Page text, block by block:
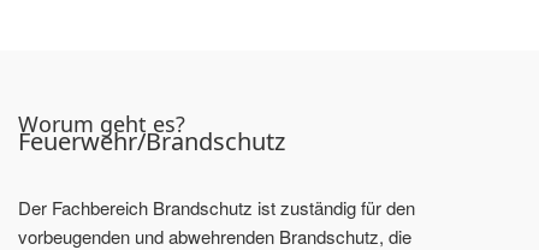
Worum geht es?
Feuerwehr/Brandschutz
Der Fachbereich Brandschutz ist zuständig für den
vorbeugenden und abwehrenden Brandschutz, die